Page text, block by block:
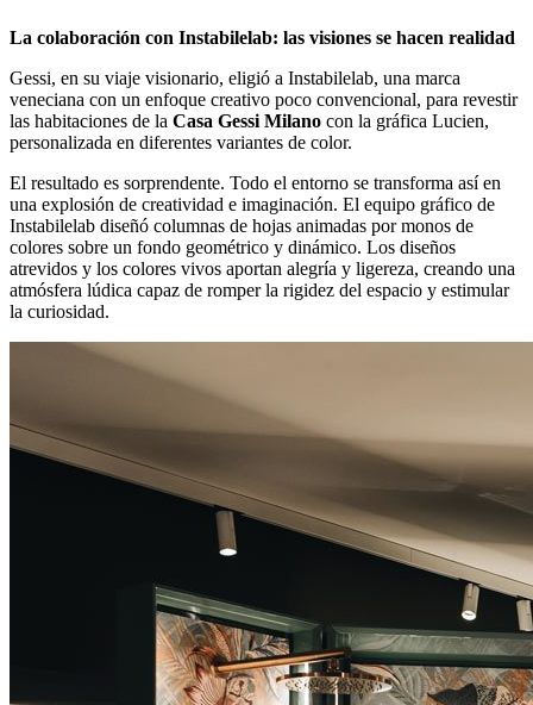
La colaboración con Instabilelab: las visiones se hacen realidad
Gessi, en su viaje visionario, eligió a Instabilelab, una marca
veneciana con un enfoque creativo poco convencional, para revestir
las habitaciones de la Casa Gessi Milano con la gráfica Lucien,
personalizada en diferentes variantes de color.
El resultado es sorprendente. Todo el entorno se transforma así en
una explosión de creatividad e imaginación. El equipo gráfico de
Instabilelab diseñó columnas de hojas animadas por monos de
colores sobre un fondo geométrico y dinámico. Los diseños
atrevidos y los colores vivos aportan alegría y ligereza, creando una
atmósfera lúdica capaz de romper la rigidez del espacio y estimular
la curiosidad.